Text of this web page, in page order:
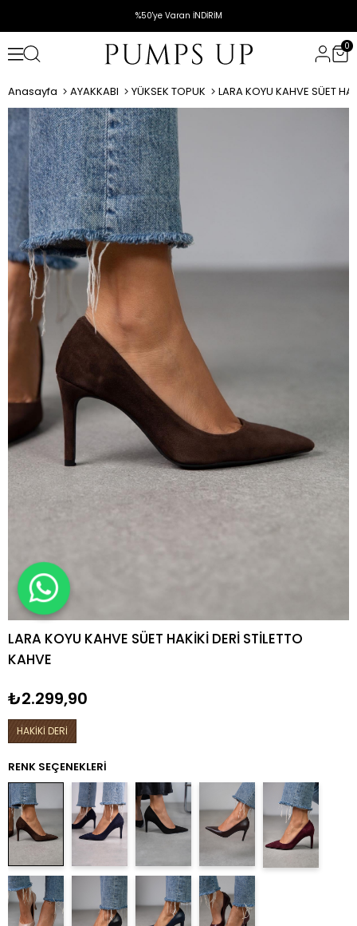
%50'ye Varan İNDİRİM
0
Anasayfa AYAKKABI YÜKSEK TOPUK LARA KOYU KAHVE SÜET
LARA KOYU KAHVE SÜET HAKİKİ DERİ STİLETTO
KAHVE
₺2.299,90
HAKİKİ DERİ
RENK SEÇENEKLERI